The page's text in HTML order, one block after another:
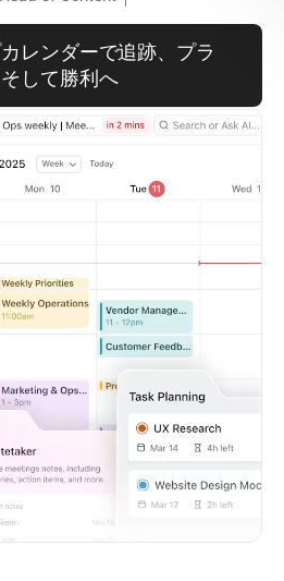
レンダーで追跡、プラ
して勝利へ